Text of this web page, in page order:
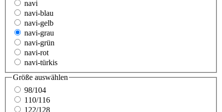
navi
navi-blau
navi-gelb
navi-grau
navi-grün
navi-rot
navi-türkis
Größe auswählen
98/104
110/116
122/128